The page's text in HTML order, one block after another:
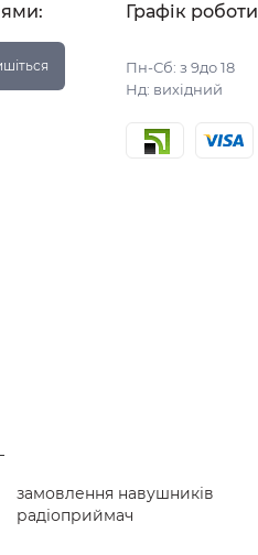
Графік роботи
Пн-Сб: з 9до 18
Нд: вихідний
замовлення навушників
радіоприймач